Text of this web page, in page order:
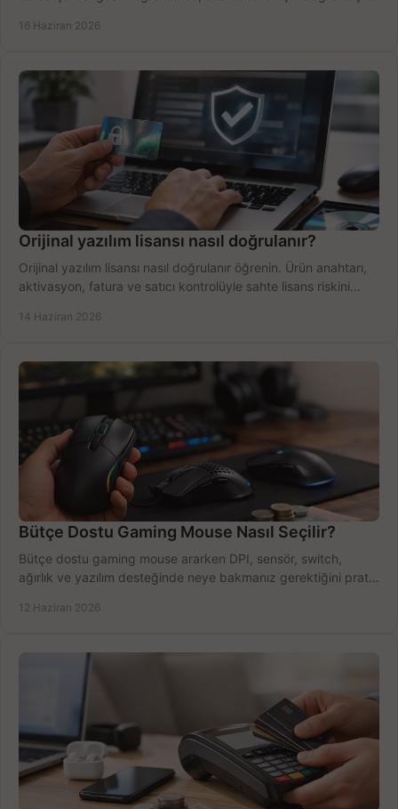
16 Haziran 2026
Orijinal yazılım lisansı nasıl doğrulanır?
Orijinal yazılım lisansı nasıl doğrulanır öğrenin. Ürün anahtarı,
aktivasyon, fatura ve satıcı kontrolüyle sahte lisans riskini
14 Haziran 2026
Bütçe Dostu Gaming Mouse Nasıl Seçilir?
Bütçe dostu gaming mouse ararken DPI, sensör, switch,
ağırlık ve yazılım desteğinde neye bakmanız gerektiğini pratik
12 Haziran 2026